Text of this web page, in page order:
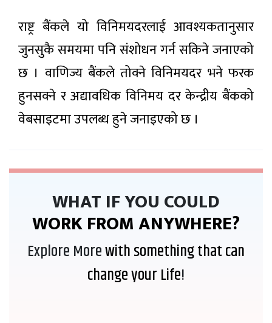
राष्ट्र बैंकले यो विनिमयदरलाई आवश्यकतानुसार
जुनसुकै समयमा पनि संशोधन गर्न सकिने जनाएको
छ । वाणिज्य बैंकले तोक्ने विनिमयदर भने फरक
हुनसक्ने र अद्यावधिक विनिमय दर केन्द्रीय बैंकको
वेबसाइटमा उपलब्ध हुने जनाइएको छ ।
WHAT IF YOU COULD
WORK FROM ANYWHERE?
Explore Morewith something that can
change your Life!